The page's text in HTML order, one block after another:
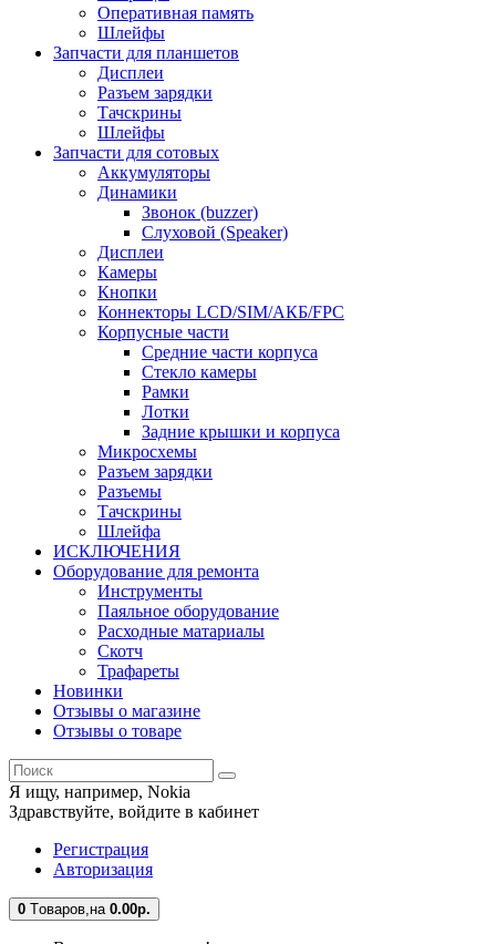
Оперативная память
Шлейфы
Запчасти для планшетов
Дисплеи
Разъем зарядки
Тачскрины
Шлейфы
Запчасти для сотовых
Аккумуляторы
Динамики
Звонок (buzzer)
Слуховой (Speaker)
Дисплеи
Камеры
Кнопки
Коннекторы LCD/SIM/АКБ/FPC
Корпусные части
Средние части корпуса
Стекло камеры
Рамки
Лотки
Задние крышки и корпуса
Микросхемы
Разъем зарядки
Разъемы
Тачскрины
Шлейфа
ИСКЛЮЧЕНИЯ
Оборудование для ремонта
Инструменты
Паяльное оборудование
Расходные матариалы
Скотч
Трафареты
Новинки
Отзывы о магазине
Отзывы о товаре
Я ищу, например, Nokia
Здравствуйте, войдите в кабинет
Регистрация
Авторизация
0 Tоваров,на 0.00р.